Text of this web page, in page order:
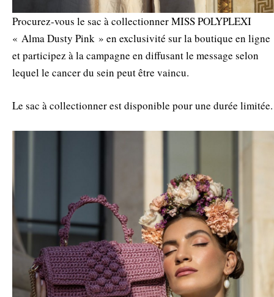
Procurez-vous le sac à collectionner MISS POLYPLEXI
« Alma Dusty Pink » en exclusivité sur la boutique en ligne
et participez à la campagne en diffusant le message selon
lequel le cancer du sein peut être vaincu.
Le sac à collectionner est disponible pour une durée limitée.